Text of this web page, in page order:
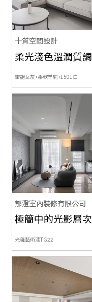
十質空間設計
柔光淺色溫潤質調
雷諾瓦灰+柔軟羊駝+1501白
郁澄室內裝修有限公司
極簡中的光影層次
光舞藝術漆TG22